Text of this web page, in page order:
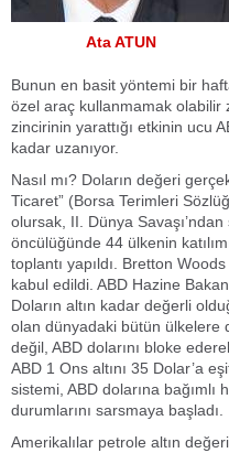
Ata ATUN
Bunun en basit yöntemi bir
özel araç kullanmamak olabilir
zincirinin yarattığı etkinin ucu
kadar uzanıyor.
Nasıl mı? Doların değeri
Ticaret” (Borsa Terimleri
olursak, II. Dünya Savaşı’ndan
öncülüğünde 44 ülkenin
toplantı yapıldı. Bretton
kabul edildi. ABD Hazine
Doların altın kadar değerli
olan dünyadaki bütün ülkelere
değil, ABD dolarını bloke
ABD 1 Ons altını 35 Dolar’a
sistemi, ABD dolarına
durumlarını sarsmaya başladı.
Amerikalılar petrole altın